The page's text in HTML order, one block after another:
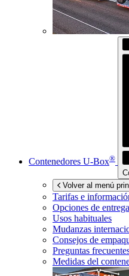
Contenedores U-Box®
Volver al menú
Tarifas e
Opciones de entrega
Usos habituales
Mudanzas
Consejos de
Preguntas
Medidas del